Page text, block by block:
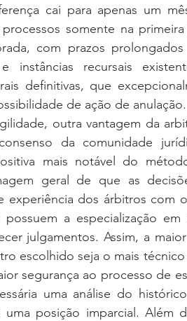
cai para apenas um
somente na
com prazos
e instâncias recursais
definitivas, que
de ação de anulação.
da comunidade
mais notável do
geral de que as
experiência dos árbitros
a especialização
julgamentos. Assim, a
escolhido seja o mais
segurança ao processo de
uma análise do
uma posição imparcial. Além